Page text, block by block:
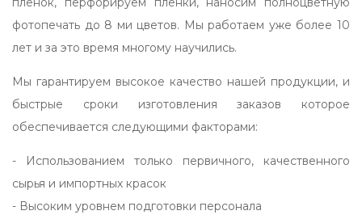
фотопечать до 8 ми цветов. Мы работаем уже более 10
лет и за это время многому научились.
Мы гарантируем высокое качество нашей продукции, и
быстрые сроки изготовления заказов которое
обеспечивается следующими факторами:
- Использованием только первичного, качественного
сырья и импортных красок
- Высоким уровнем подготовки персонала